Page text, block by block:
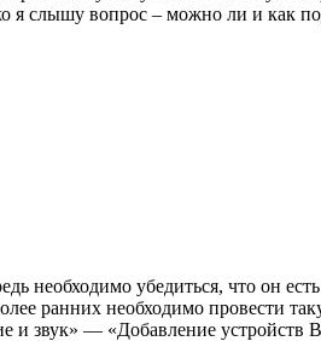
слышу вопрос – можно ли и как
необходимо убедиться, что он
ранних необходимо провести
и звук» — «Добавление устройств